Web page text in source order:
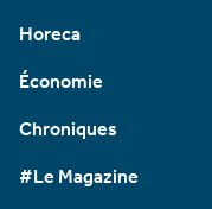
Horeca
Économie
Chroniques
#Le Magazine